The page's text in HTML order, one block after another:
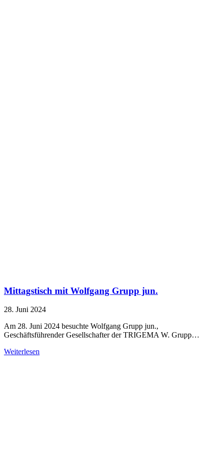
Mittagstisch mit Wolfgang Grupp jun.
28. Juni 2024
Am 28. Juni 2024 besuchte Wolfgang Grupp jun.,
Geschäftsführender Gesellschafter der TRIGEMA W. Grupp…
Weiterlesen